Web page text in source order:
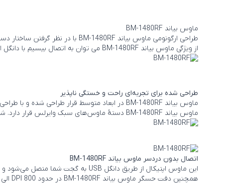
ماوس بیاند BM-1480RF
طراحی ارگونومی ماوس بیاند BM-1480RF با در نظر گرفتن ساختار دست باعث شده تا در هنگام کار با این محصول دست شما کمتر خسته شود.
از ویژگی ماوس بیاند BM-1480RF می توان به اتصال بیسیم با دانگل اشاره کرد که به راحتی و بدون نیاز به نصب نرم افزار به دستگاه متصل می شود.
طراحی شده برای تجربه‌ای راحت و خستگی ناپذیر
ماوس بیاند BM-1480RF در ابعاد متوسط قرار طراحی شده و با طراحی در ابعاد مناسب به راحتی در دستان شما جای می‌گیرد و تجربه‌ای دلپذیر از کار کردن را برای شما به ارمغان می‌آورد.
ماوس بیاند BM-1480RF دستۀ ماوس‌های سبک وایرلس قرار دارد. شما قادر خواهید بود با این ماوس ساعت‌ها و بدون خستگی به انجام کارهای خود بپردازید.
اتصال بدون دردسر ماوس بیاند BM-1480RF
این ماوس اپتیکال از طریق دانگل USB به گجت شما متصل می‌شود و با داشتن برد وایرلس بسیار خوب تبدیل به ماوسی مناسب برای استفادۀ روزمره شده و دست شما در جابه‌جایی هرچه بیشتر ماوس، باز است.
همچنین دقت حسگر ماوس بیاند BM-1480RF در حدود 800 DPI الی 1600 DPI تعریف شده که دقتی فوق‌العاده به شمار می‌رود و به خوبی جوابگوی کارهای روزانۀ شما است.